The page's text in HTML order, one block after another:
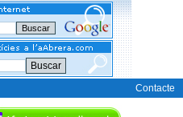
Buscar
Contacte